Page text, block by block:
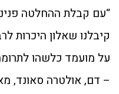
“עם קבלת ההחלטה
קיבלנו שאלון היכרות
על מועמד כלשהו
– דם, אולטרה סאונד,